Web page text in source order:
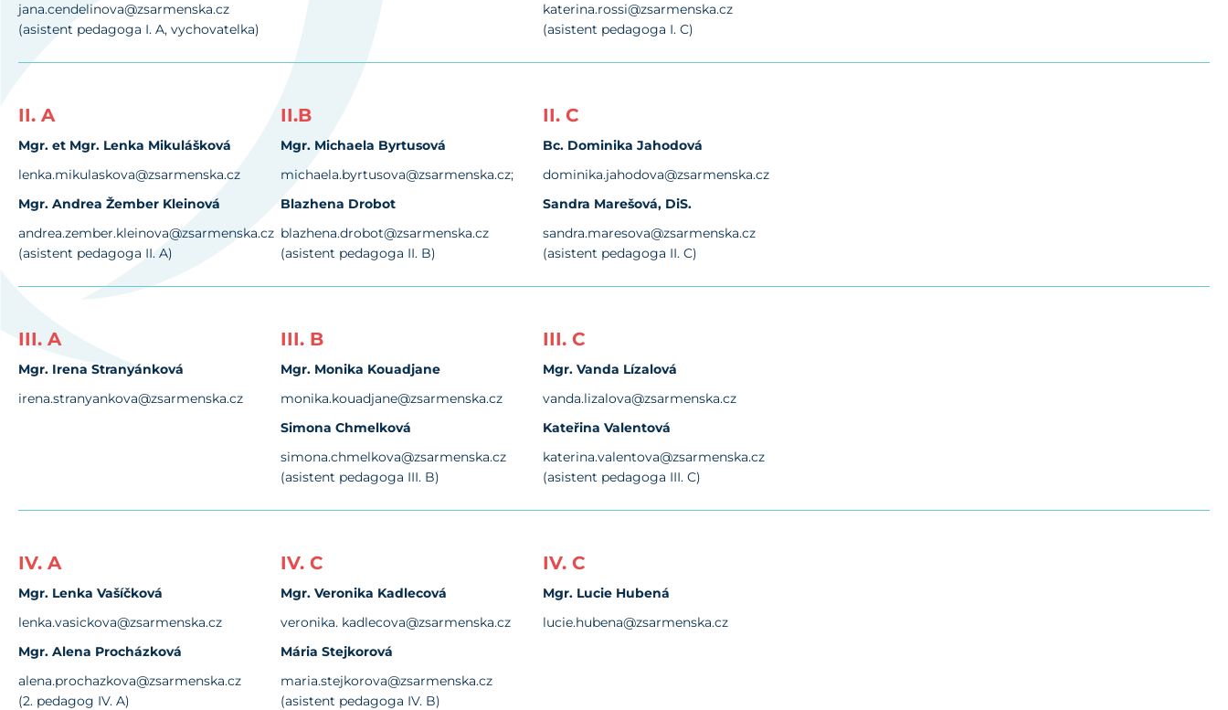
jana.cendelinova@zsarmenska.cz
(asistent pedagoga I. A, vychovatelka)
katerina.rossi@zsarmenska.cz
(asistent pedagoga I. C)
II. A
Mgr. et Mgr. Lenka Mikulášková
lenka.mikulaskova@zsarmenska.cz
Mgr. Andrea Žember Kleinová
andrea.zember.kleinova@zsarmenska.cz
(asistent pedagoga II. A)
II.B
Mgr. Michaela Byrtusová
michaela.byrtusova@zsarmenska.cz;
Blazhena Drobot
blazhena.drobot@zsarmenska.cz
(asistent pedagoga II. B)
II. C
Bc. Dominika Jahodová
dominika.jahodova@zsarmenska.cz
Sandra Marešová, DiS.
sandra.maresova@zsarmenska.cz
(asistent pedagoga II. C)
III. A
Mgr. Irena Stranyánková
irena.stranyankova@zsarmenska.cz
III. B
Mgr. Monika Kouadjane
monika.kouadjane@zsarmenska.cz
Simona Chmelková
simona.chmelkova@zsarmenska.cz
(asistent pedagoga III. B)
III. C
Mgr. Vanda Lízalová
vanda.lizalova@zsarmenska.cz
Kateřina Valentová
katerina.valentova@zsarmenska.cz
(asistent pedagoga III. C)
IV. A
Mgr. Lenka Vašíčková
lenka.vasickova@zsarmenska.cz
Mgr. Alena Procházková
alena.prochazkova@zsarmenska.cz
(2. pedagog IV. A)
IV. C
Mgr. Veronika Kadlecová
veronika. kadlecova@zsarmenska.cz
Mária Stejkorová
maria.stejkorova@zsarmenska.cz
(asistent pedagoga IV. B)
IV. C
Mgr. Lucie Hubená
lucie.hubena@zsarmenska.cz